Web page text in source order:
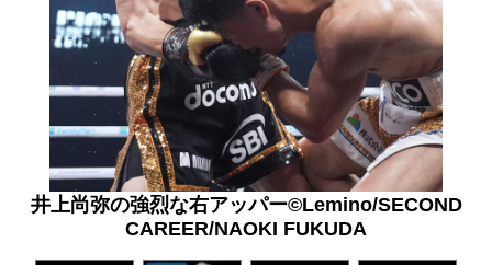
井上尚弥の強烈な右アッパー©Lemino/SECOND
CAREER/NAOKI FUKUDA